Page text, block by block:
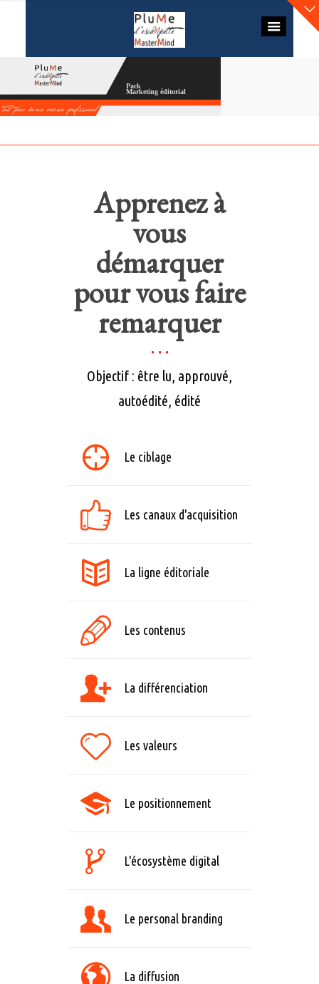
Pack
Marketing éditorial
Apprenez à
vous
démarquer
pour vous faire
remarquer
Objectif : être lu, approuvé,
autoédité, édité
Le ciblage
Les canaux d'acquisition
La ligne éditoriale
Les contenus
La différenciation
Les valeurs
Le positionnement
L'écosystème digital
Le personal branding
La diffusion